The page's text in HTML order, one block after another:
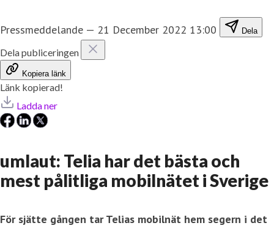
Pressmeddelande — 21 December 2022 13:00 Dela
Dela publiceringen
Kopiera länk
Länk kopierad!
Ladda ner
umlaut: Telia har det bästa och
mest pålitliga mobilnätet i Sverige
För sjätte gången tar Telias mobilnät hem segern i det